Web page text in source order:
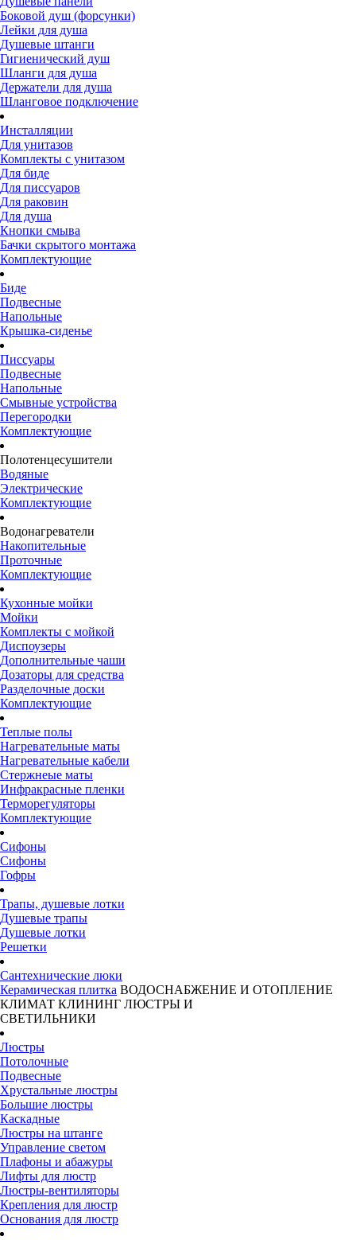
Боковой душ (форсунки)
Лейки для душа
Душевые штанги
Гигиенический душ
Шланги для душа
Держатели для душа
Шланговое подключение
Инсталляции
Для унитазов
Комплекты с унитазом
Для биде
Для писсуаров
Для раковин
Для душа
Кнопки смыва
Бачки скрытого монтажа
Комплектующие
Биде
Подвесные
Напольные
Крышка-сиденье
Писсуары
Подвесные
Напольные
Смывные устройства
Перегородки
Комплектующие
Полотенцесушители
Водяные
Электрические
Комплектующие
Водонагреватели
Накопительные
Проточные
Комплектующие
Кухонные мойки
Мойки
Комплекты с мойкой
Диспоузеры
Дополнительные чаши
Дозаторы для средства
Разделочные доски
Комплектующие
Теплые полы
Нагревательные маты
Нагревательные кабели
Стержнеые маты
Инфракрасные пленки
Терморегуляторы
Комплектующие
Сифоны
Сифоны
Гофры
Трапы, душевые лотки
Душевые трапы
Душевые лотки
Решетки
Сантехнические люки
Керамическая плитка ВОДОСНАБЖЕНИЕ И ОТОПЛЕНИЕ
КЛИМАТ КЛИНИНГ ЛЮСТРЫ И
СВЕТИЛЬНИКИ
Люстры
Потолочные
Подвесные
Хрустальные люстры
Большие люстры
Каскадные
Люстры на штанге
Управление светом
Плафоны и абажуры
Лифты для люстр
Люстры-вентиляторы
Крепления для люстр
Основания для люстр